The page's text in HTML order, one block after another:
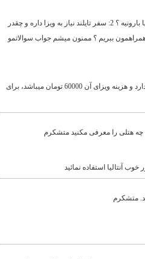
خسته نباشيد . مي خواستم بپرسم 1: اب و هواي تايلند در تيرماه چطوره و آيا بارونيه ؟ 2: سفر تايلند نياز به ويزا داره و چقدر
براي خريد و تفريح براي 2 نفر چقدر پول همراهمون ببريم ؟ ممنون ميشم جواب سوالاتمو
آب و هوای شرجی و در بعضی مواقع بارش خواهد داشت، تایلند نیاز به ویزا دارد و هزینه ویزای آن 60000 تومان میباشد، برای
آنتالیا استفاده نمائید